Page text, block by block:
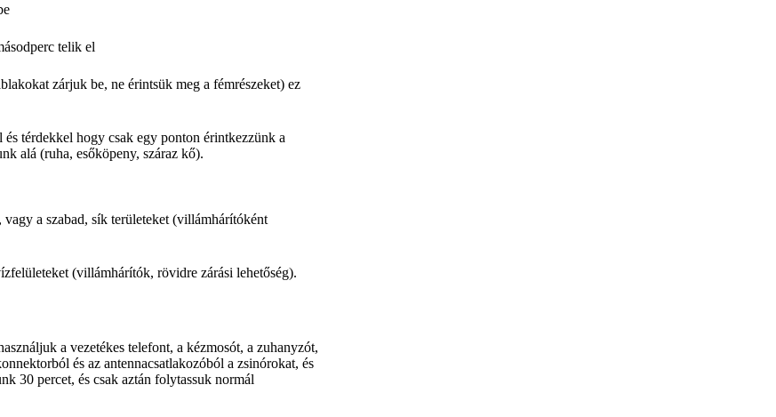
telik el
zárjuk be, ne érintsük meg a fémrészeket) ez
térdekkel hogy csak egy ponton érintkezzünk a
alá (ruha, esőköpeny, száraz kő).
a szabad, sík területeket (villámhárítóként
(villámhárítók, rövidre zárási lehetőség).
a vezetékes telefont, a kézmosót, a zuhanyzót,
és az antennacsatlakozóból a zsinórokat, és
30 percet, és csak aztán folytassuk normál